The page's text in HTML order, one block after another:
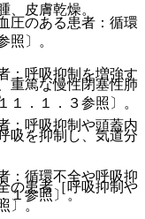
圧のある患者：循環
照〕。
：呼吸抑制を増強す
：呼吸抑制や頭蓋内
：循環不全や呼吸抑
１参照〕。
、皮膚乾燥。
重篤な慢性閉塞性肺
１．１．３参照〕。
吸を抑制し、気道分
の患者［呼吸抑制や
〕。